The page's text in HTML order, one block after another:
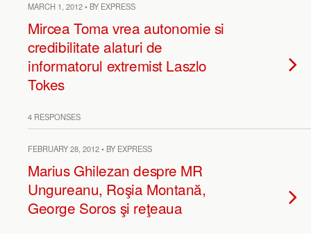
MARCH 1, 2012 • BY EXPRESS
Mircea Toma vrea autonomie si
credibilitate alaturi de
informatorul extremist Laszlo
Tokes
4 RESPONSES
FEBRUARY 28, 2012 • BY EXPRESS
Marius Ghilezan despre MR
Ungureanu, Roşia Montană,
George Soros şi reţeaua